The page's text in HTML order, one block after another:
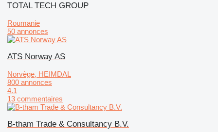
TOTAL TECH GROUP
Roumanie
50 annonces
ATS Norway AS
Norvège, HEIMDAL
800 annonces
4.1
13 commentaires
B-tham Trade & Consultancy B.V.